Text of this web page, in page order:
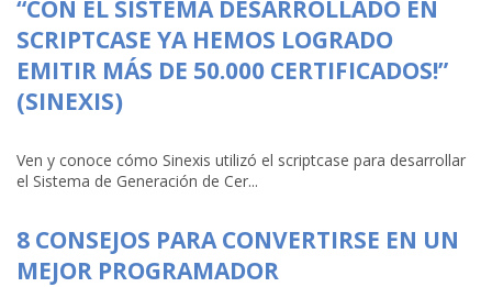
“CON EL SISTEMA DESARROLLADO EN
SCRIPTCASE YA HEMOS LOGRADO
EMITIR MÁS DE 50.000 CERTIFICADOS!”
(SINEXIS)
Ven y conoce cómo Sinexis utilizó el scriptcase para desarrollar
el Sistema de Generación de Cer...
8 CONSEJOS PARA CONVERTIRSE EN UN
MEJOR PROGRAMADOR